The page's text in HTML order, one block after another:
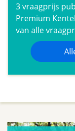
3 vraagprijs
Premium
van alle